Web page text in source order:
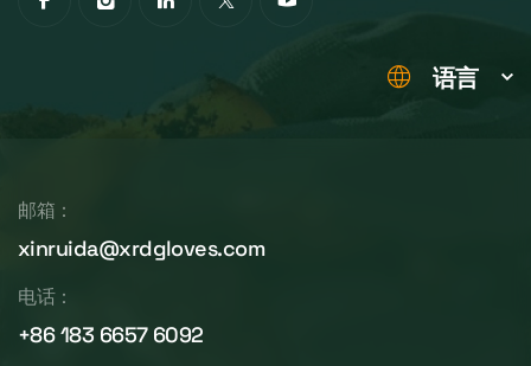
语言
邮箱：
xinruida@xrdgloves.com
电话：
+86 183 6657 6092